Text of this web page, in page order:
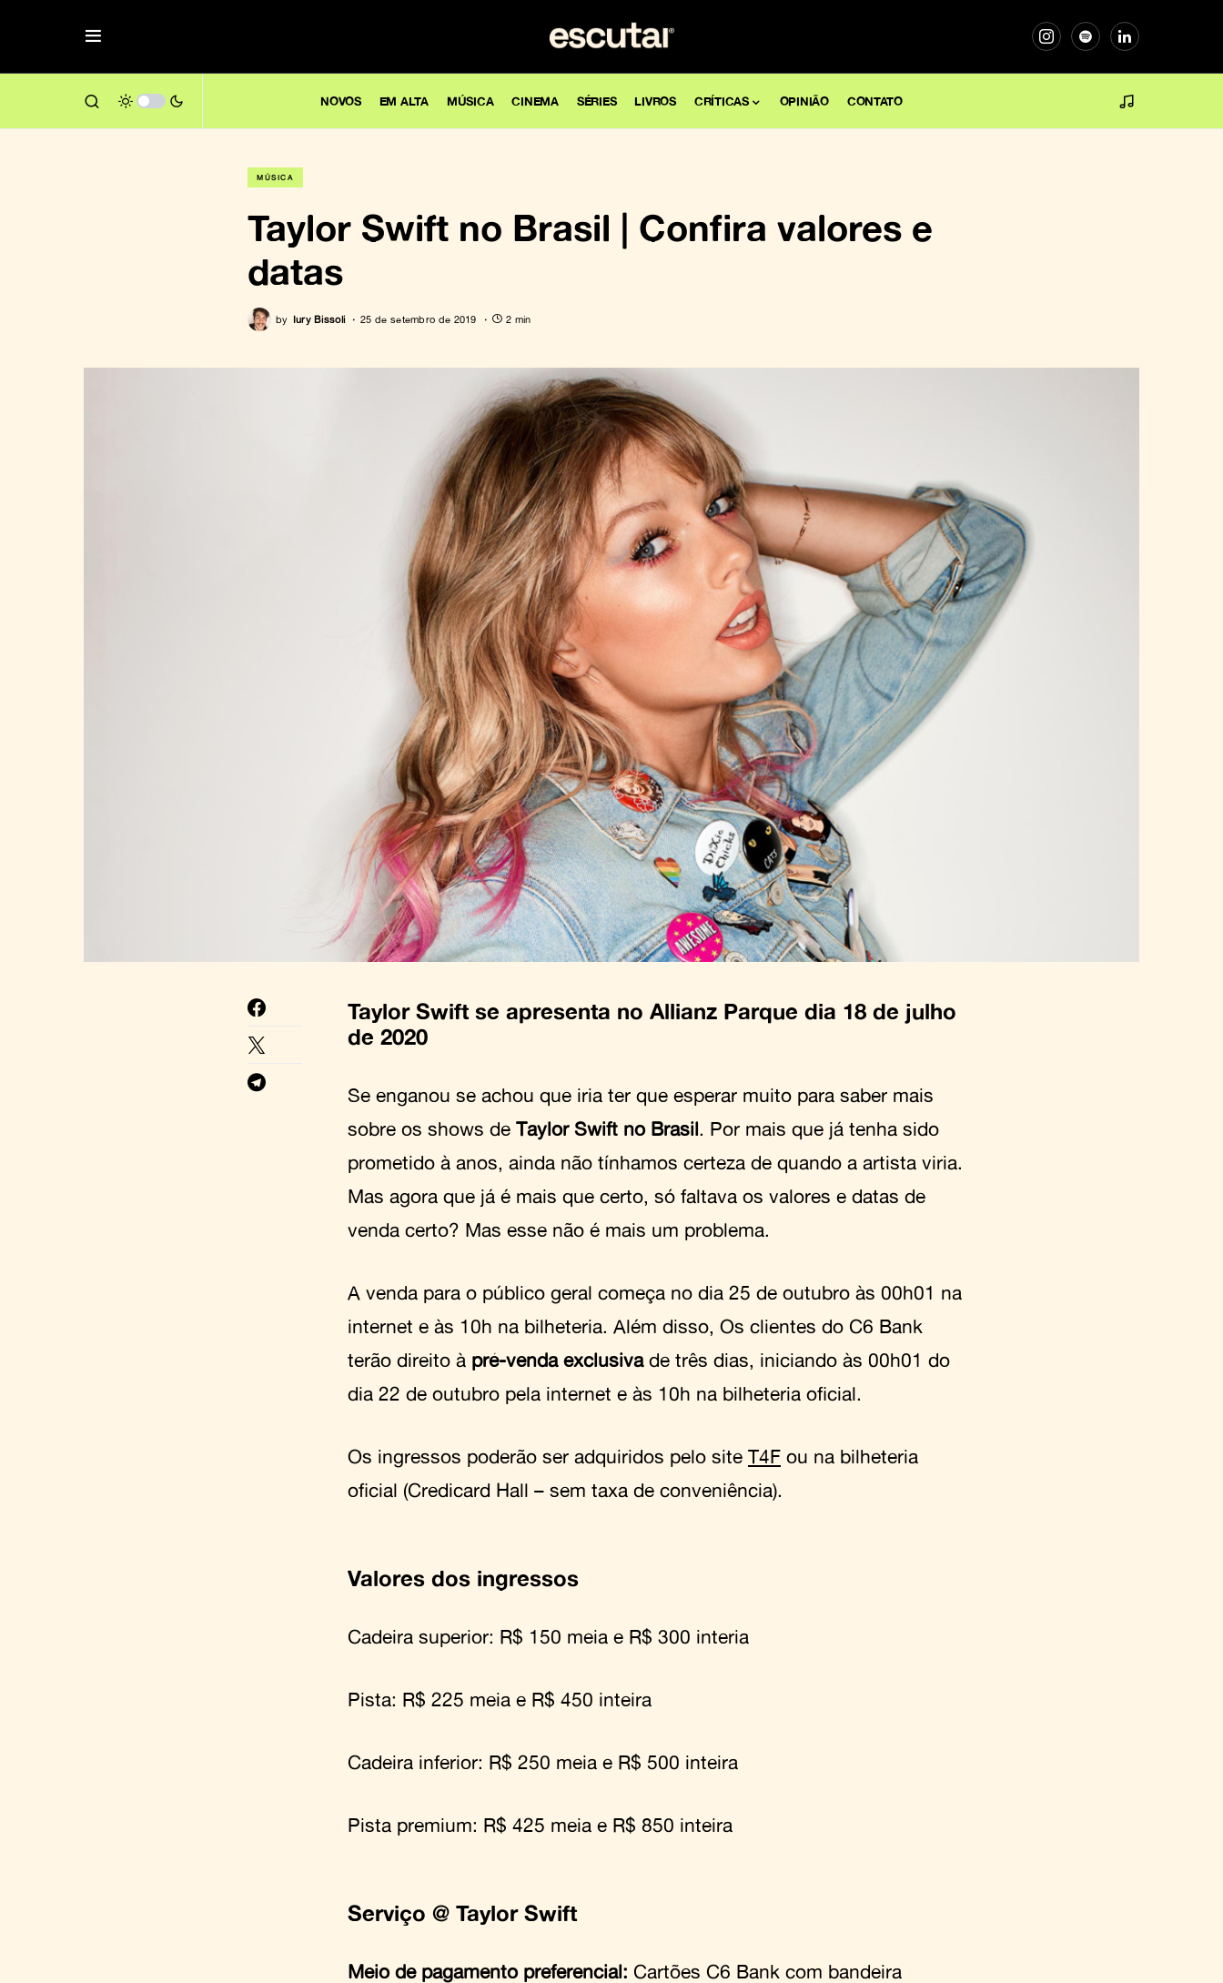
NOVOS EM ALTA MÚSICA CINEMA SÉRIES LIVROS CRÍTICAS OPINIÃO CONTATO
MÚSICA
Taylor Swift no Brasil | Confira valores e
datas
by Iury Bissoli 25 de setembro de 2019 2 min
Taylor Swift se apresenta no Allianz Parque dia 18 de julho
de 2020
Se enganou se achou que iria ter que esperar muito para saber mais
sobre os shows de Taylor Swift no Brasil. Por mais que já tenha sido
prometido à anos, ainda não tínhamos certeza de quando a artista viria.
Mas agora que já é mais que certo, só faltava os valores e datas de
venda certo? Mas esse não é mais um problema.
A venda para o público geral começa no dia 25 de outubro às 00h01 na
internet e às 10h na bilheteria. Além disso, Os clientes do C6 Bank
terão direito à pré-venda exclusiva de três dias, iniciando às 00h01 do
dia 22 de outubro pela internet e às 10h na bilheteria oficial.
Os ingressos poderão ser adquiridos pelo site T4F ou na bilheteria
oficial (Credicard Hall – sem taxa de conveniência).
Valores dos ingressos
Cadeira superior: R$ 150 meia e R$ 300 interia
Pista: R$ 225 meia e R$ 450 inteira
Cadeira inferior: R$ 250 meia e R$ 500 inteira
Pista premium: R$ 425 meia e R$ 850 inteira
Serviço @ Taylor Swift
Meio de pagamento preferencial: Cartões C6 Bank com bandeira